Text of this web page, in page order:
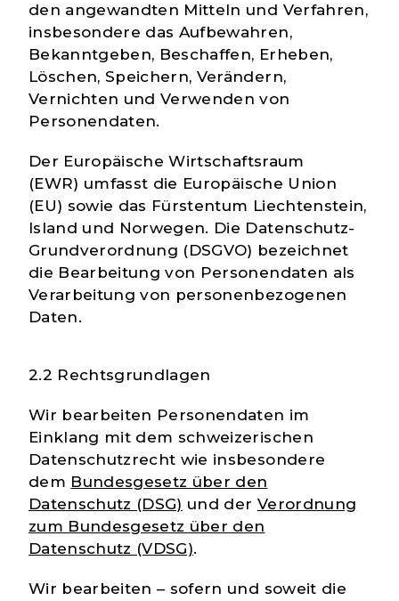
den angewandten Mitteln und Verfahren,
insbesondere das Aufbewahren,
Bekanntgeben, Beschaffen, Erheben,
Löschen, Speichern, Verändern,
Vernichten und Verwenden von
Personendaten.
Der Europäische Wirtschaftsraum
(EWR) umfasst die Europäische Union
(EU) sowie das Fürstentum Liechtenstein,
Island und Norwegen. Die Datenschutz-
Grundverordnung (DSGVO) bezeichnet
die Bearbeitung von Personendaten als
Verarbeitung von personenbezogenen
Daten.
2.2 Rechtsgrundlagen
Wir bearbeiten Personendaten im
Einklang mit dem schweizerischen
Datenschutzrecht wie insbesondere
dem Bundesgesetz über den
Datenschutz (DSG) und der Verordnung
zum Bundesgesetz über den
Datenschutz (VDSG).
Wir bearbeiten – sofern und soweit die